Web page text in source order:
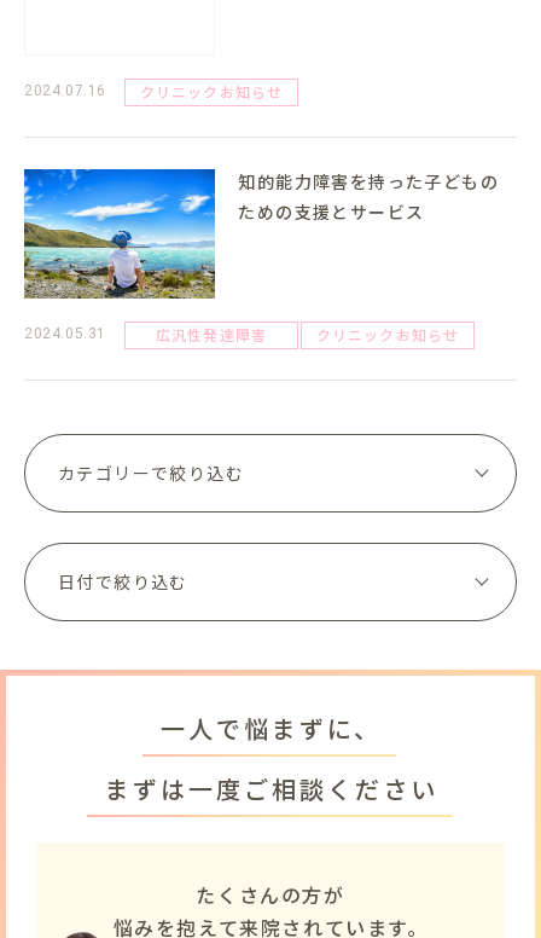
2024.07.16 クリニックお知らせ
知的能力障害を持った子どもの
ための支援とサービス
2024.05.31 広汎性発達障害 クリニックお知らせ
一人で悩まずに、
まずは一度ご相談ください
たくさんの方が
悩みを抱えて来院されています。